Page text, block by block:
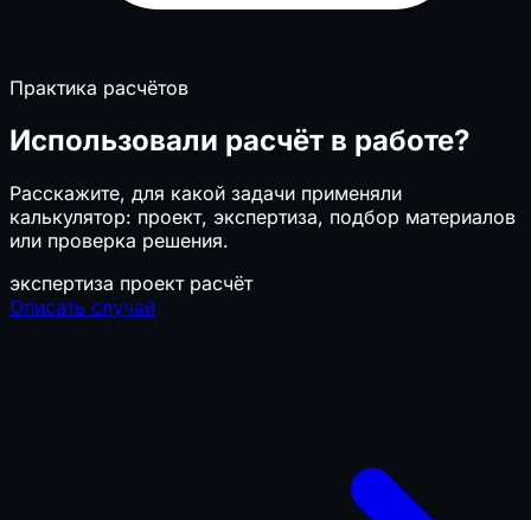
Практика расчётов
Использовали расчёт в работе?
Расскажите, для какой задачи применяли
калькулятор: проект, экспертиза, подбор материалов
или проверка решения.
экспертиза проект расчёт
Описать случай